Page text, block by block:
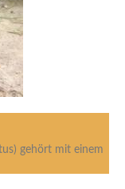
gehört mit einem